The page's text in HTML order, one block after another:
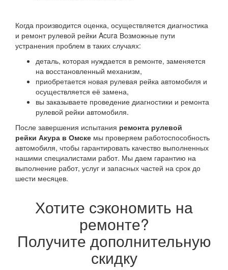
Когда производится оценка, осуществляется диагностика
и ремонт рулевой рейки Acura Возможные пути
устранения проблем в таких случаях:
деталь, которая нуждается в ремонте, заменяется
на восстановленный механизм,
приобретается новая рулевая рейка автомобиля и
осуществляется её замена,
вы заказываете проведение диагностики и ремонта
рулевой рейки автомобиля.
После завершения испытания ремонта рулевой
рейки Акура в Омске мы проверяем работоспособность
автомобиля, чтобы гарантировать качество выполненных
нашими специалистами работ. Мы даем гарантию на
выполнение работ, услуг и запасных частей на срок до
шести месяцев.
Хотите сэкономить на
ремонте?
Получите дополнительную
скидку